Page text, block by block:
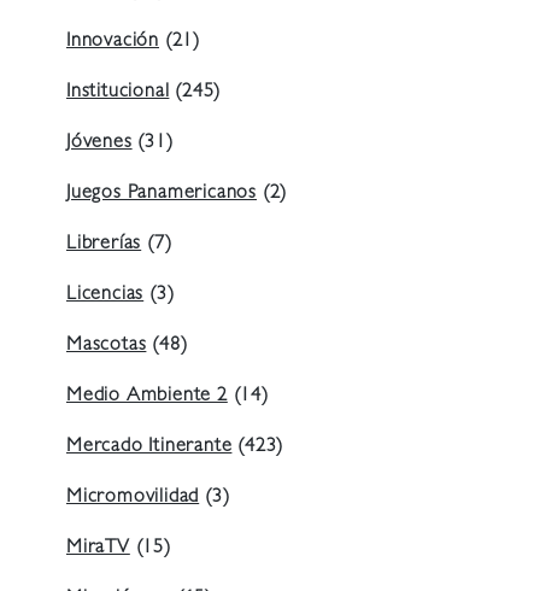
Innovación (21)
Institucional (245)
Jóvenes (31)
Juegos Panamericanos (2)
Librerías (7)
Licencias (3)
Mascotas (48)
Medio Ambiente 2(14)
Mercado Itinerante (423)
Micromovilidad (3)
MiraTV (15)